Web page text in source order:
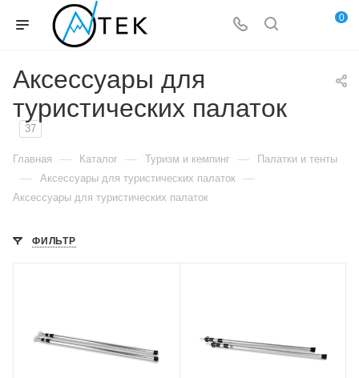
0
Аксессуары для
туристических палаток
37
Главная — Каталог — Туризм и кемпинг — Палатки и тенты
— Аксессуары для туристических палаток —
Аксессуары для туристических палаток
ФИЛЬТР